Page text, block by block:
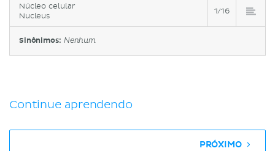
Núcleo celular
Nucleus
1/16
Sinônimos: Nenhum
Continue aprendendo
PRÓXIMO